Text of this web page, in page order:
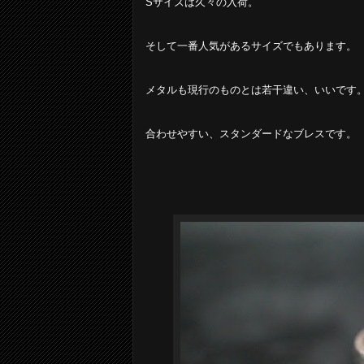
そして一番人気があるサイズでもあります。
メタルも現行のものとは若干違い、いいです
合わせやすい、スタンダードなブレスです。